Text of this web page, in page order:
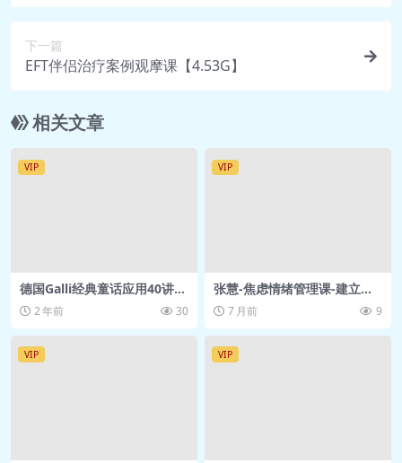
【肯伯格原声+中英字幕】 .mp4
五630）【中文】 .mp4
🎥 第07课：不同人格治疗的移情发展（周
五630）【英文】 .mp4
630）【中文】 .mp4
🎥 第08课：动力取向的支持性疗法（周五
🎥 第09课：心理治疗中的爱与愤怒【肯伯
下一篇
EFT伴侣治疗案例观摩课【4.53G】
相关文章
VIP
德国Galli经典童话应用40讲
【4.79GB】
2 年前 30
VIP
张慧-焦虑情绪管理课-建立内
心的稳定感和秩序感 得到 网
盘资源
7 月前 9
VIP VIP